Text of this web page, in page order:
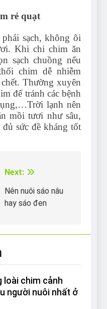
rẻ quạt
phải sạch, không ôi
Khi chi chim ăn
sạch chuồng nếu
chim dễ nhiễm
Thường xuyên
để tránh các bệnh
lạnh nên
mồi tươi như sâu,
sức đề kháng tốt
Next:
Nên nuôi sáo nâu
hay sáo đen
loài chim cảnh
người nuôi nhất ở